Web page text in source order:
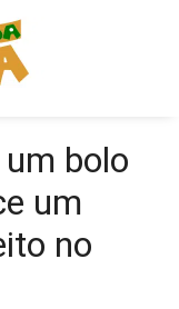
bolo
um
no